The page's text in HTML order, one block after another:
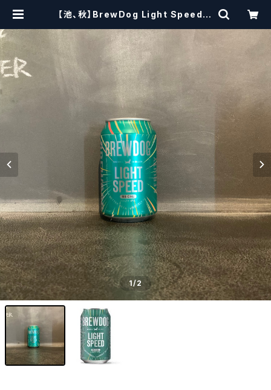
【池、秋】BrewDog Light Speed H
ピード Hazy IPA | craftbeersci
ssors
1/2